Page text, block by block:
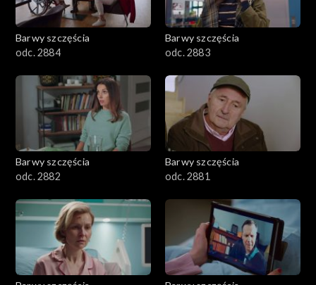
Barwy szczęścia
odc. 2884
Barwy szczęścia
odc. 2883
Barwy szczęścia
odc. 2882
Barwy szczęścia
odc. 2881